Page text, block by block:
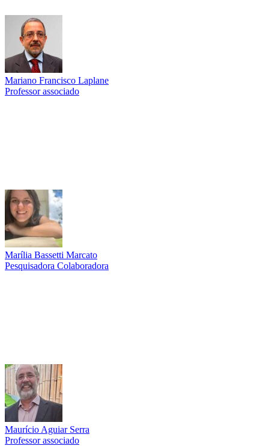
Mariano Francisco Laplane
Professor associado
Marília Bassetti Marcato
Pesquisadora Colaboradora
Maurício Aguiar Serra
Professor associado